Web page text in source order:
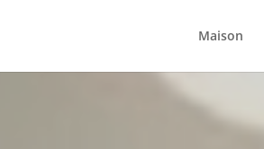
Maison